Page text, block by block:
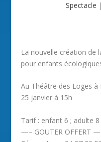
Spectacle |
La nouvelle création de
pour enfants
Au Théâtre des Loges à
25 janvier à 15h
Tarif : enfant 6 ; adulte 8
—– GOUTER OFFERT